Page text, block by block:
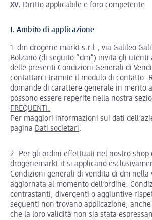
XV. Diritto applicabile e foro competente
I. Ambito di applicazione
1. dm drogerie markt s.r.l., via Galileo
Bolzano (di seguito “dm”) invita gli utenti
delle presenti Condizioni Generali di
contattarci tramite il modulo di contatto.
domande di carattere generale in merito
possono essere reperite nella nostra
FREQUENTI .
Per maggiori informazioni sui dati
pagina Dati societari.
2. Per gli ordini effettuati nel nostro shop
drogeriemarkt.it si applicano
Condizioni generali di vendita di dm nella
aggiornata al momento dell’ordine.
contrastanti, divergenti o aggiuntive
seguenti non trovano applicazione,
che la loro validità non sia stata